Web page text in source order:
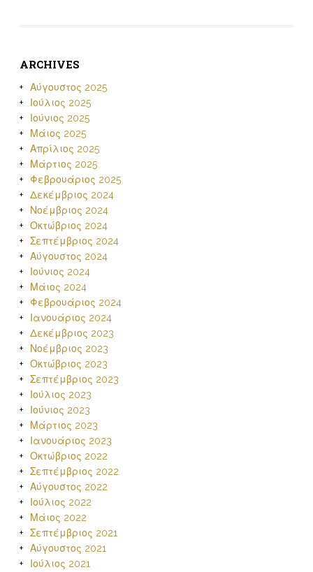
ARCHIVES
Αύγουστος 2025
Ιούλιος 2025
Ιούνιος 2025
Μάιος 2025
Απρίλιος 2025
Μάρτιος 2025
Φεβρουάριος 2025
Δεκέμβριος 2024
Νοέμβριος 2024
Οκτώβριος 2024
Σεπτέμβριος 2024
Αύγουστος 2024
Ιούνιος 2024
Μάιος 2024
Φεβρουάριος 2024
Ιανουάριος 2024
Δεκέμβριος 2023
Νοέμβριος 2023
Οκτώβριος 2023
Σεπτέμβριος 2023
Ιούλιος 2023
Ιούνιος 2023
Μάρτιος 2023
Ιανουάριος 2023
Οκτώβριος 2022
Σεπτέμβριος 2022
Αύγουστος 2022
Ιούλιος 2022
Μάιος 2022
Σεπτέμβριος 2021
Αύγουστος 2021
Ιούλιος 2021